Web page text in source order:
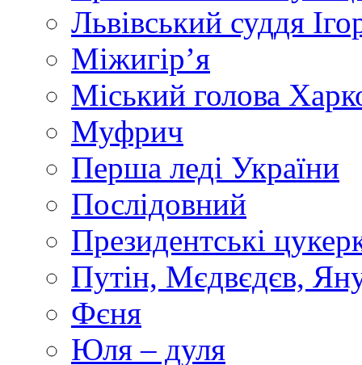
Львівський суддя
Міжигір’я
Міський голова
Муфрич
Перша леді України
Послідовний
Президентські
Путін, Мєдвєдєв,
Фєня
Юля – дуля